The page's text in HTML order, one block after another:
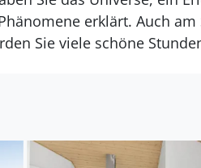
erklärt. Auch
Sie viele schöne